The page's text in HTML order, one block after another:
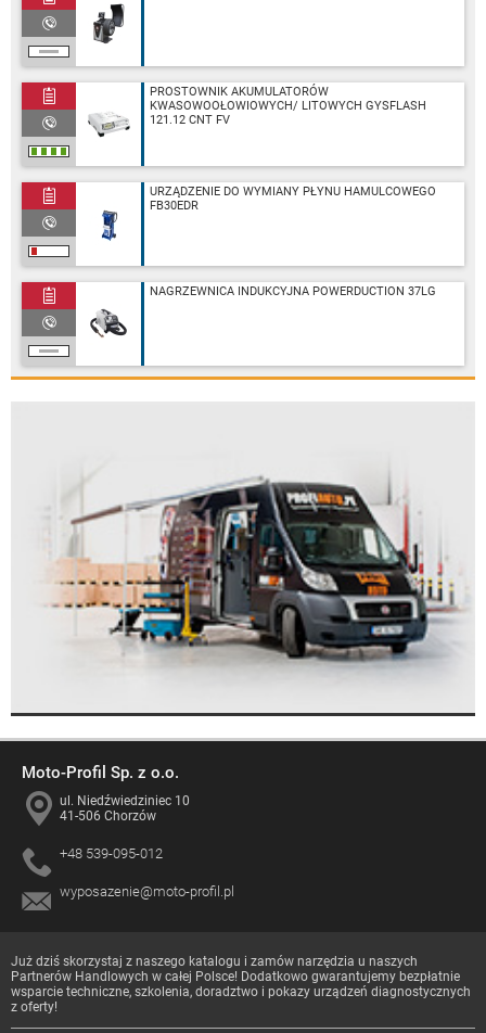
PROSTOWNIK AKUMULATORÓW
KWASOWOOŁOWIOWYCH/ LITOWYCH GYSFLASH
121.12 CNT FV
URZĄDZENIE DO WYMIANY PŁYNU HAMULCOWEGO
FB30EDR
NAGRZEWNICA INDUKCYJNA POWERDUCTION 37LG
Moto-Profil Sp. z o.o.
ul. Niedźwiedziniec 10
41-506 Chorzów
+48 539-095-012
wyposazenie@moto-profil.pl
Już dziś skorzystaj z naszego katalogu i zamów narzędzia u naszych
Partnerów Handlowych w całej Polsce! Dodatkowo gwarantujemy bezpłatnie
wsparcie techniczne, szkolenia, doradztwo i pokazy urządzeń diagnostycznych
z oferty!